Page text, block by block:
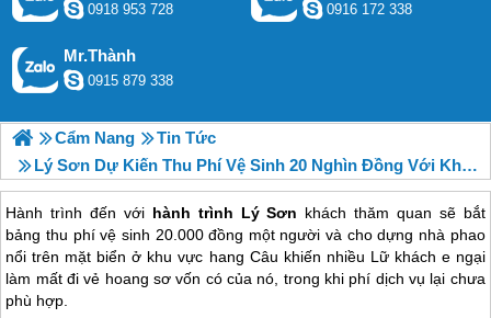
0918 953 728 0916 172 338
Mr.Thành
0915 879 338
Cẩm Nang
Tin Tức
Lý Sơn Dự Kiến Thu Phí Vệ Sinh 20 Nghìn Đồng Với Khách Thăm Quan
Hành trình đến với hành trình Lý Sơn khách thăm quan sẽ bắt
bảng thu phí vệ sinh 20.000 đồng một người và cho dựng nhà phao
nổi trên mặt biển ở khu vực hang Câu khiến nhiều Lữ khách e ngại
làm mất đi vẻ hoang sơ vốn có của nó, trong khi phí dịch vụ lại chưa
phù hợp.